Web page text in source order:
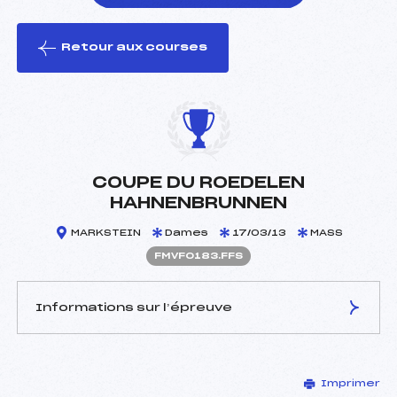
le ski
Retour aux courses
COUPE DU ROEDELEN
HAHNENBRUNNEN
MARKSTEIN Dames 17/03/13 MASS
FMVF0183.FFS
Informations sur l’épreuve
SIMON ROBERT (MV)
Imprimer